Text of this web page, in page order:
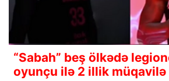
“Sabah” beş ölkədə
oyunçu ilə 2 illik müqavilə